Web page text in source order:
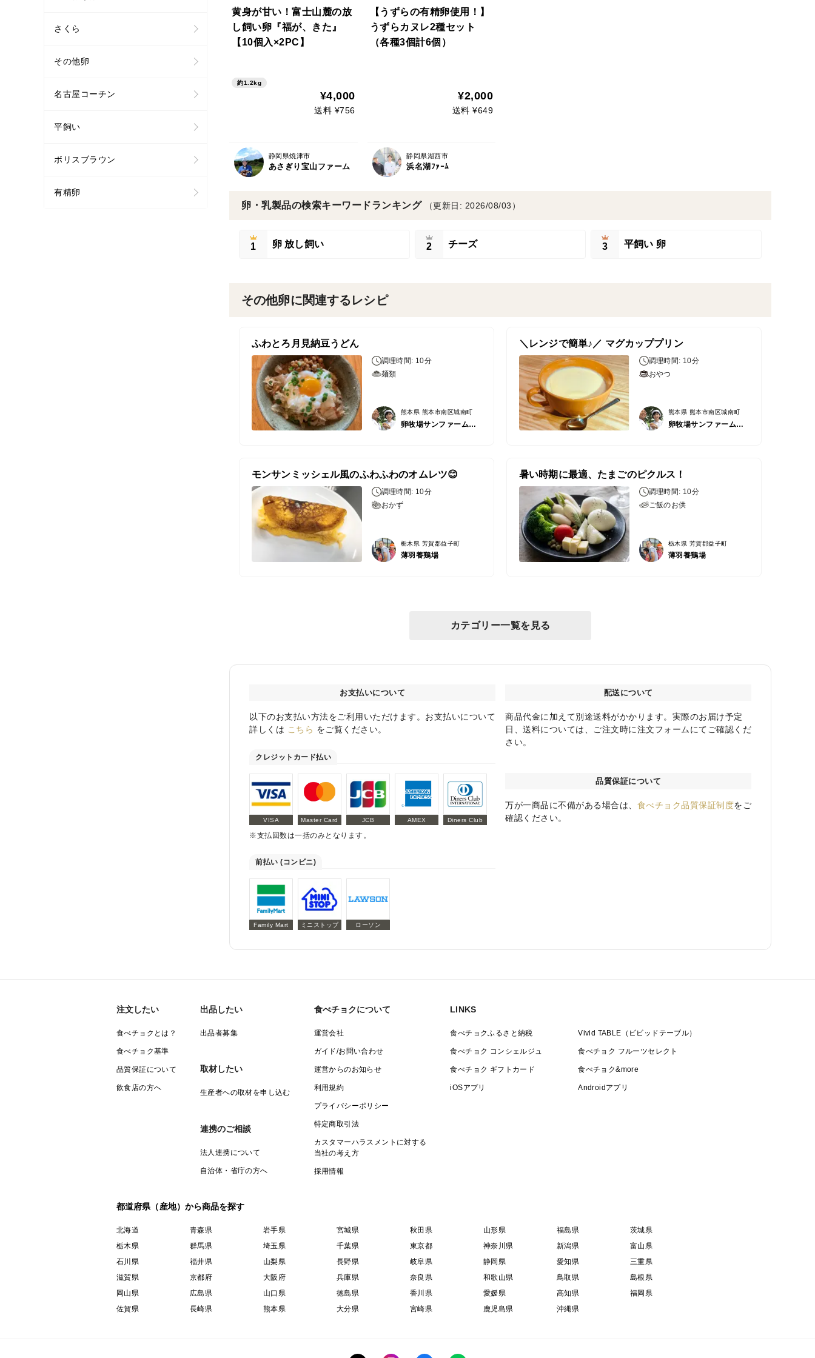
黄身が甘い！富士山麓の放
し飼い卵『福が、きた』
【10個入×2PC】
約1.2kg
¥4,000
送料 ¥756
静岡県焼津市
あさぎり宝山ファーム
【うずらの有精卵使用！】
うずらカヌレ2種セット
（各種3個計6個）
¥2,000
送料 ¥649
静岡県湖西市
浜名湖ﾌｧｰﾑ
卵・乳製品の検索キーワードランキング （更新日: 2026/08/03）
1 卵 放し飼い 2 チーズ 3 平飼い 卵
その他卵に関連するレシピ
ふわとろ月見納豆うどん
調理時間: 10分
麺類
熊本県 熊本市南区城南町
卵牧場サンファームひなたまこっこ
＼レンジで簡単♪／ マグカッププリン
調理時間: 10分
おやつ
熊本県 熊本市南区城南町
卵牧場サンファームひなたまこっこ
モンサンミッシェル風のふわふわのオムレツ😊
調理時間: 10分
おかず
栃木県 芳賀郡益子町
薄羽養鶏場
暑い時期に最適、たまごのピクルス！
調理時間: 10分
ご飯のお供
栃木県 芳賀郡益子町
薄羽養鶏場
カテゴリー一覧を見る
お支払いについて
以下のお支払い方法をご利用いただけます。お支払いについて
詳しくは こちら をご覧ください。
クレジットカード払い
VISA Master Card JCB AMEX Diners Club
※支払回数は一括のみとなります。
前払い (コンビニ)
Family Mart ミニストップ ローソン
配送について
商品代金に加えて別途送料がかかります。実際のお届け予定
日、送料については、ご注文時に注文フォームにてご確認くだ
さい。
品質保証について
万が一商品に不備がある場合は、 食べチョク品質保証制度をご
確認ください。
さくら
その他卵
名古屋コーチン
平飼い
ボリスブラウン
有精卵
注文したい
食べチョクとは？
食べチョク基準
品質保証について
飲食店の方へ
出品したい
出品者募集
取材したい
生産者への取材を申し込む
連携のご相談
法人連携について
自治体・省庁の方へ
食べチョクについて
運営会社
ガイド/お問い合わせ
運営からのお知らせ
利用規約
プライバシーポリシー
特定商取引法
カスタマーハラスメントに対する
当社の考え方
採用情報
LINKS
食べチョクふるさと納税 Vivid TABLE（ビビッドテーブル）
食べチョク コンシェルジュ 食べチョク フルーツセレクト
食べチョク ギフトカード 食べチョク&more
iOSアプリ Androidアプリ
都道府県（産地）から商品を探す
北海道 青森県 岩手県 宮城県 秋田県 山形県 福島県
茨城県
栃木県
群馬県 埼玉県 千葉県 東京都 神奈川県 新潟県
富山県
石川県
福井県 山梨県 長野県 岐阜県 静岡県 愛知県
三重県
滋賀県
京都府 大阪府 兵庫県 奈良県 和歌山県 鳥取県
島根県
岡山県
広島県 山口県 徳島県 香川県 愛媛県 高知県
福岡県
佐賀県
長崎県 熊本県 大分県 宮崎県 鹿児島県 沖縄県